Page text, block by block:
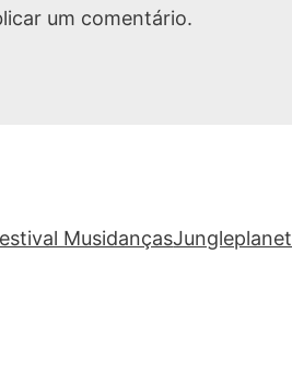
um comentário.
MusidançasJungleplanet